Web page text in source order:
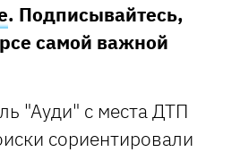
. Подписывайтесь,
самой важной
"Ауди" с места ДТП
сориентировали